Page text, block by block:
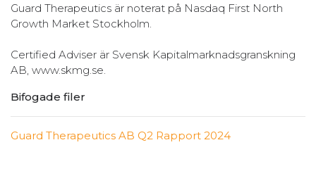
Guard Therapeutics är noterat på Nasdaq First North
Growth Market Stockholm.
Certified Adviser är Svensk Kapitalmarknadsgranskning
AB, www.skmg.se.
Bifogade filer
Guard Therapeutics AB Q2 Rapport 2024